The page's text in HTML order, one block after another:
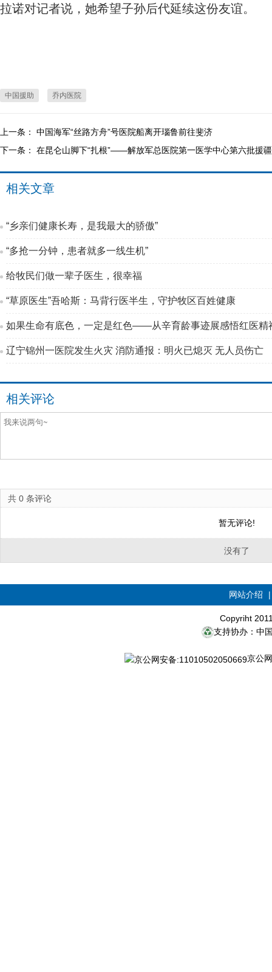
拉诺对记者说，她希望子孙后代延续这份友谊。
中国援助 乔内医院
上一条： 中国海军“丝路方舟”号医院船离开瑙鲁前往斐济
下一条： 在昆仑山脚下“扎根”——解放军总医院第一医学中心第六批援
相关文章
“乡亲们健康长寿，是我最大的骄傲”
“多抢一分钟，患者就多一线生机”
给牧民们做一辈子医生，很幸福
“草原医生”吾哈斯：马背行医半生，守护牧区百姓健康
如果生命有底色，一定是红色——从辛育龄事迹展感悟红医精
辽宁锦州一医院发生火灾 消防通报：明火已熄灭 无人员伤亡
相关评论
共 0 条评论
暂无评论!
没有了
网站介绍
Copyriht
支持协办：中
京公